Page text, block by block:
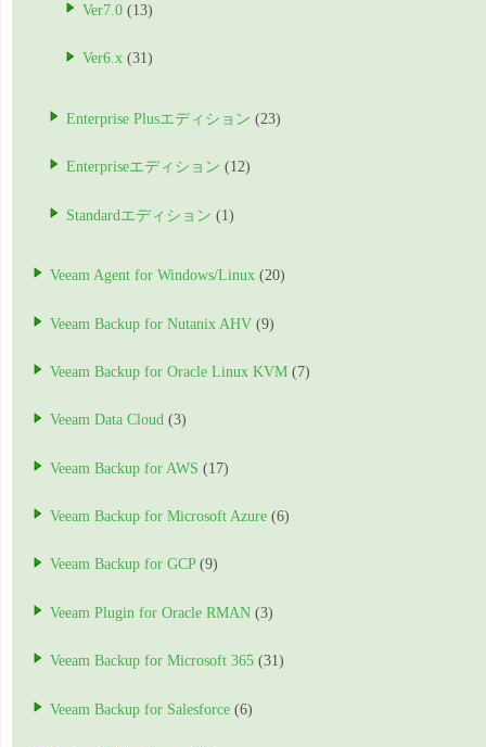
Ver7.0 (13)
Ver6.x (31)
Enterprise Plusエディション (23)
Enterpriseエディション (12)
Standardエディション (1)
Veeam Agent for Windows/Linux (20)
Veeam Backup for Nutanix AHV (9)
Veeam Backup for Oracle Linux KVM (7)
Veeam Data Cloud (3)
Veeam Backup for AWS (17)
Veeam Backup for Microsoft Azure (6)
Veeam Backup for GCP(9)
Veeam Plugin for Oracle RMAN (3)
Veeam Backup for Microsoft 365 (31)
Veeam Backup for Salesforce (6)